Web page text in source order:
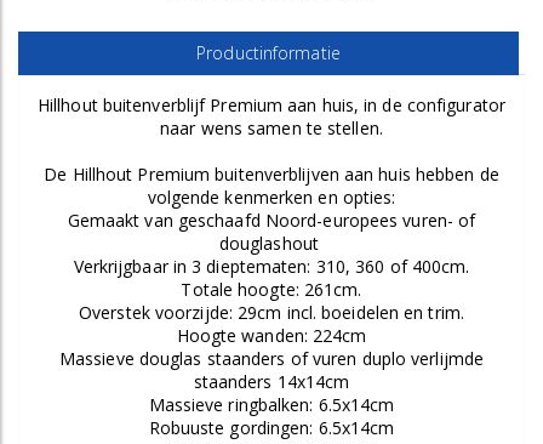
Productinformatie
Hillhout buitenverblijf Premium aan huis, in de configurator
naar wens samen te stellen.
De Hillhout Premium buitenverblijven aan huis hebben de
volgende kenmerken en opties:
Gemaakt van geschaafd Noord-europees vuren- of
douglashout
Verkrijgbaar in 3 dieptematen: 310, 360 of 400cm.
Totale hoogte: 261cm.
Overstek voorzijde: 29cm incl. boeidelen en trim.
Hoogte wanden: 224cm
Massieve douglas staanders of vuren duplo verlijmde
staanders 14x14cm
Massieve ringbalken: 6.5x14cm
Robuuste gordingen: 6.5x14cm